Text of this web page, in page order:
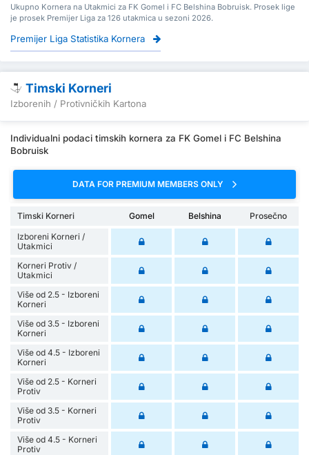
Ukupno Kornera na Utakmici za FK Gomel i FC Belshina Bobruisk. Prosek lige
je prosek Premijer Liga za 126 utakmica u sezoni 2026.
Premijer Liga Statistika Kornera
Timski Korneri
Izborenih / Protivničkih Kartona
Individualni podaci timskih kornera za FK Gomel i FC Belshina
Bobruisk
DATA FOR PREMIUM MEMBERS ONLY
Timski Korneri Gomel Belshina
Prosečno
Izboreni Korneri /
Utakmici
Korneri Protiv /
Utakmici
Više od 2.5 - Izboreni
Korneri
Više od 3.5 - Izboreni
Korneri
Više od 4.5 - Izboreni
Korneri
Više od 2.5 - Korneri
Protiv
Više od 3.5 - Korneri
Protiv
Više od 4.5 - Korneri
Protiv